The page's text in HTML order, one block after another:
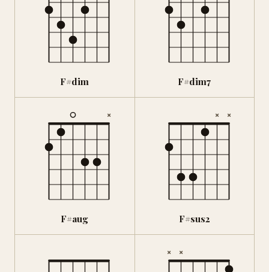
F#dim F#dim7
×
F#aug
× ×
F#sus2
× ×